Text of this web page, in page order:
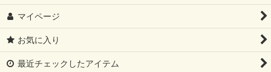
マイページ
お気に入り
最近チェックしたアイテム